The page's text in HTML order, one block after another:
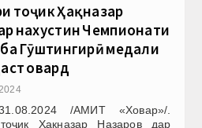
тоҷик Ҳақназар
нахустин Чемпионати
Гӯштингирӣ медали
овард
/АМИТ «Ховар»/.
Ҳақназар Назаров дар